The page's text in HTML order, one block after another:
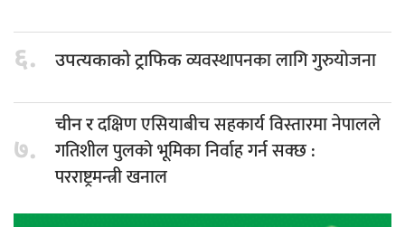
६. उपत्यकाको ट्राफिकव्यवस्थापनका लागि गुरुयोजना
७.
चीन रदक्षिण एसियाबीच सहकार्य विस्तारमा नेपालले
गतिशील पुलको भूमिका निर्वाह गर्न सक्छ :
परराष्ट्रमन्त्री खनाल